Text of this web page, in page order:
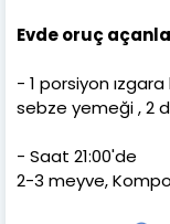
Evde oruç
- 1 porsiyon
sebze yemeği , 2
- Saat 21:00'de
2-3 meyve,